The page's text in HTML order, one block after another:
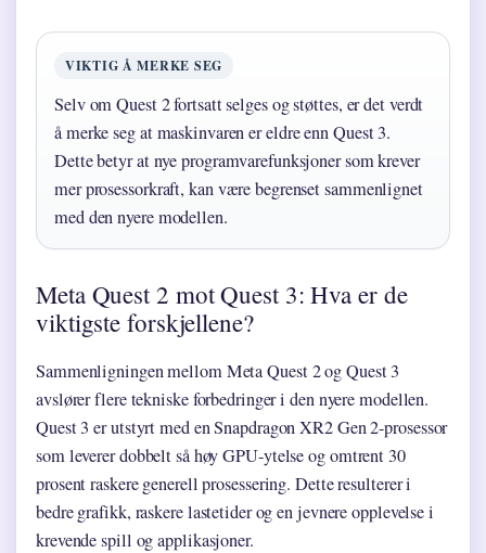
VIKTIG Å MERKE SEG
Selv om Quest 2 fortsatt selges og støttes, er det verdt
å merke seg at maskinvaren er eldre enn Quest 3.
Dette betyr at nye programvarefunksjoner som krever
mer prosessorkraft, kan være begrenset sammenlignet
med den nyere modellen.
Meta Quest 2 mot Quest 3: Hva er de
viktigste forskjellene?
Sammenligningen mellom Meta Quest 2 og Quest 3
avslører flere tekniske forbedringer i den nyere modellen.
Quest 3 er utstyrt med en Snapdragon XR2 Gen 2-prosessor
som leverer dobbelt så høy GPU-ytelse og omtrent 30
prosent raskere generell prosessering. Dette resulterer i
bedre grafikk, raskere lastetider og en jevnere opplevelse i
krevende spill og applikasjoner.